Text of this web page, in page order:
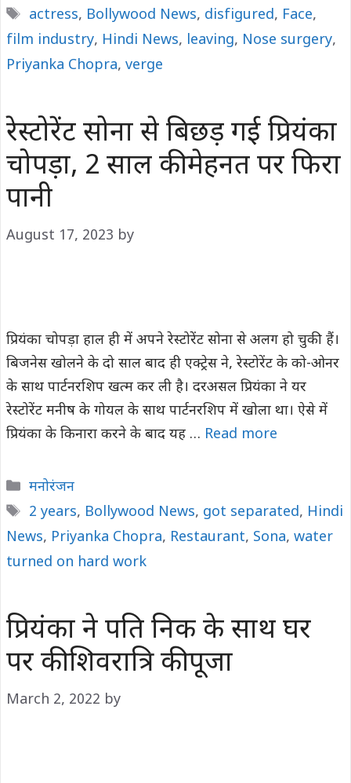
Tags
actress, Bollywood News, disfigured, Face,
film industry, Hindi News, leaving, Nose surgery,
Priyanka Chopra, verge
रेस्टोरेंट सोना से बिछड़ गई प्रियंका
चोपड़ा, 2 साल की मेहनत पर फिरा
पानी
August 17, 2023 by
प्रियंका चोपड़ा हाल ही में अपने रेस्टोरेंट सोना से अलग हो चुकी हैं।
बिजनेस खोलने के दो साल बाद ही एक्ट्रेस ने, रेस्टोरेंट के को-ओनर
के साथ पार्टनरशिप खत्म कर ली है। दरअसल प्रियंका ने यर
रेस्टोरेंट मनीष के गोयल के साथ पार्टनरशिप में खोला था। ऐसे में
प्रियंका के किनारा करने के बाद यह … Read more
Categories
मनोरंजन
Tags
2 years, Bollywood News, got separated, Hindi
News, Priyanka Chopra, Restaurant, Sona, water
turned on hard work
प्रियंका ने पति निक के साथ घर
पर की शिवरात्रि की पूजा
March 2, 2022 by